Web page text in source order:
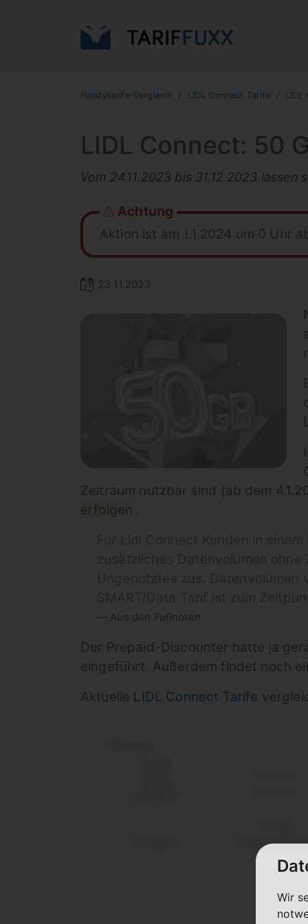
Handytarife-Vergleich LIDL Connect Tarife
LIDL Connect: 50
Vom 24.11.2023 bis 31.12.2023
Achtung
Aktion ist am 1.1.2024 um 0 Uhr
23.11.2023
Zeitraum nutzbar sind (ab dem
erfolgen .
Aus den Fußnoten
Der Prepaid-Discounter hatte ja
eingeführt. Außerdem findet noch
Aktuelle LIDL Connect Tarife
Vodafone
Wir